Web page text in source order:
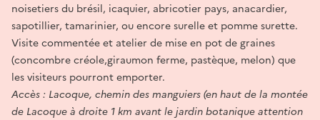
noisetiers du brésil, icaquier, abricotier pays, anacardier,
sapotillier, tamarinier, ou encore surelle et pomme surette.
Visite commentée et atelier de mise en pot de graines
(concombre créole,giraumon ferme, pastèque, melon) que
les visiteurs pourront emporter.
Accès : Lacoque, chemin des manguiers (en haut de la montée
de Lacoque à droite 1 km avant le jardin botanique attention